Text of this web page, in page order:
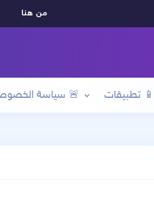
من هنا
📱 تطبيقات 🚨 سياسة